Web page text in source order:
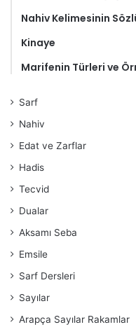
Nahiv Kelimesinin
Kinaye
Marifenin Türleri ve
Sarf
Nahiv
Edat ve Zarflar
Hadis
Tecvid
Dualar
Aksamı Seba
Emsile
Sarf Dersleri
Sayılar
Arapça Sayılar Rakamlar